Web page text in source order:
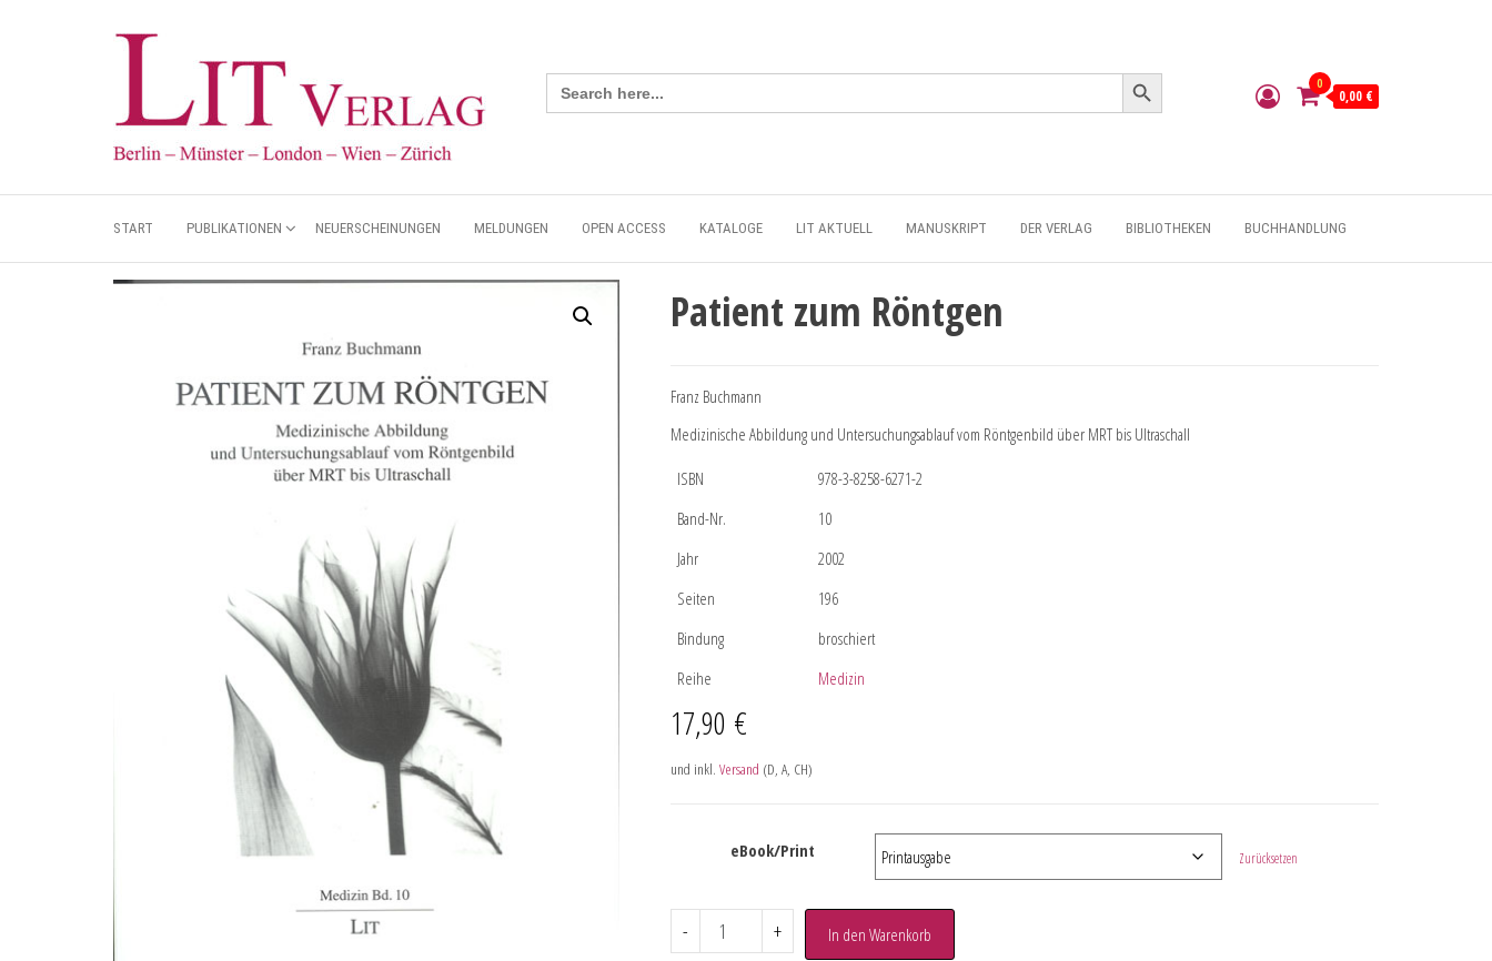
Search
for:
Search Button
0
0,00 €
START PUBLIKATIONEN NEUERSCHEINUNGEN MELDUNGEN OPEN ACCESS KATALOGE LIT AKTUELL MANUSKRIPT DER VERLAG BIBLIOTHEKEN BUCHHANDLUNG
Patient zum Röntgen
Franz Buchmann
Medizinische Abbildung und Untersuchungsablauf vom Röntgenbild über MRT bis Ultraschall
ISBN
978-3-8258-6271-2
Band-Nr.
10
Jahr
2002
Seiten
196
Bindung
broschiert
Reihe
Medizin
17,90 €
und inkl. Versand (D, A, CH)
eBook/Print Zurücksetzen
- + In den Warenkorb